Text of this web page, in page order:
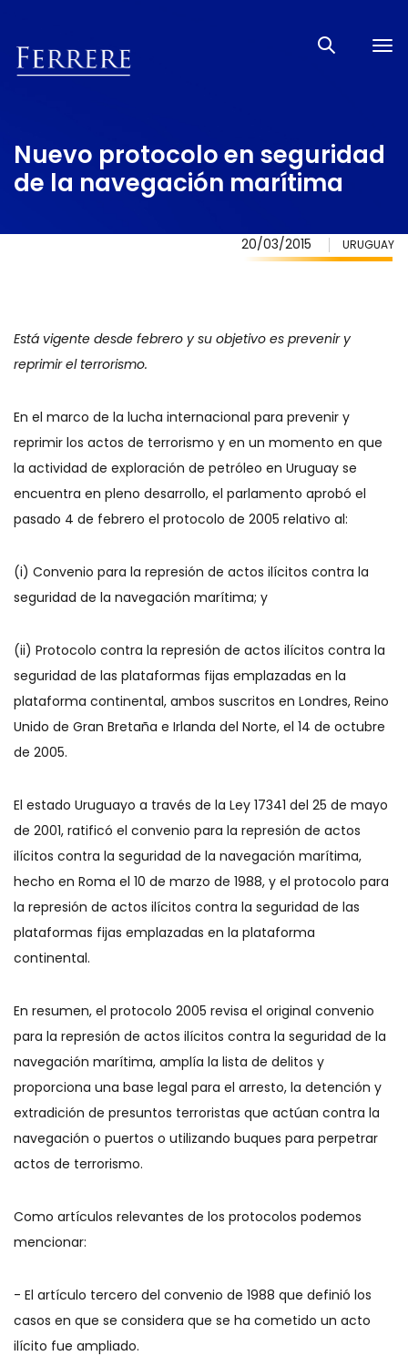
Nuevo protocolo en seguridad
de la navegación marítima
20/03/2015 URUGUAY
Está vigente desde febrero y su objetivo es prevenir y
reprimir el terrorismo.
En el marco de la lucha internacional para prevenir y
reprimir los actos de terrorismo y en un momento en que
la actividad de exploración de petróleo en Uruguay se
encuentra en pleno desarrollo, el parlamento aprobó el
pasado 4 de febrero el protocolo de 2005 relativo al:
(i) Convenio para la represión de actos ilícitos contra la
seguridad de la navegación marítima; y
(ii) Protocolo contra la represión de actos ilícitos contra la
seguridad de las plataformas fijas emplazadas en la
plataforma continental, ambos suscritos en Londres, Reino
Unido de Gran Bretaña e Irlanda del Norte, el 14 de octubre
de 2005.
El estado Uruguayo a través de la Ley 17341 del 25 de mayo
de 2001, ratificó el convenio para la represión de actos
ilícitos contra la seguridad de la navegación marítima,
hecho en Roma el 10 de marzo de 1988, y el protocolo para
la represión de actos ilícitos contra la seguridad de las
plataformas fijas emplazadas en la plataforma
continental.
En resumen, el protocolo 2005 revisa el original convenio
para la represión de actos ilícitos contra la seguridad de la
navegación marítima, amplía la lista de delitos y
proporciona una base legal para el arresto, la detención y
extradición de presuntos terroristas que actúan contra la
navegación o puertos o utilizando buques para perpetrar
actos de terrorismo.
Como artículos relevantes de los protocolos podemos
mencionar:
- El artículo tercero del convenio de 1988 que definió los
casos en que se considera que se ha cometido un acto
ilícito fue ampliado.